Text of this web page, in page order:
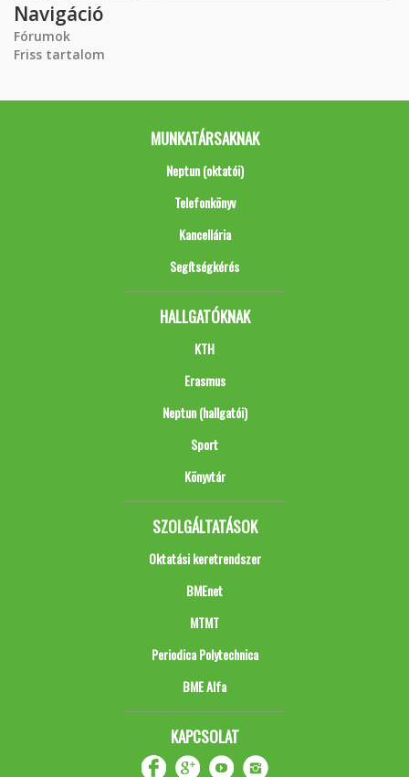
Navigáció
Fórumok
Friss tartalom
MUNKATÁRSAKNAK
Neptun (oktatói)
Telefonkönyv
Kancellária
Segítségkérés
HALLGATÓKNAK
KTH
Erasmus
Neptun (hallgatói)
Sport
Könyvtár
SZOLGÁLTATÁSOK
Oktatási keretrendszer
BMEnet
MTMT
Periodica Polytechnica
BME Alfa
KAPCSOLAT